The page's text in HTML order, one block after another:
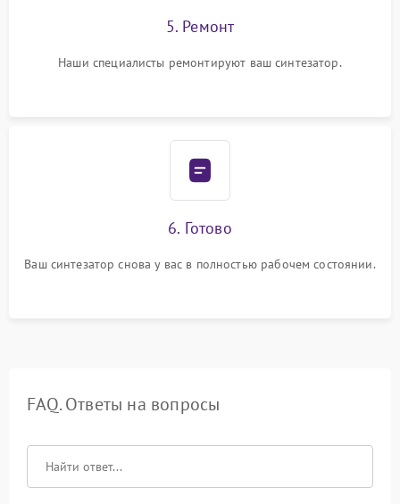
5. Ремонт
Наши специалисты ремонтируют ваш синтезатор.
6. Готово
Ваш синтезатор снова у вас в полностью рабочем состоянии.
FAQ. Ответы на вопросы